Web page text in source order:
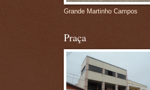
Grande Martinho Campos
Praça